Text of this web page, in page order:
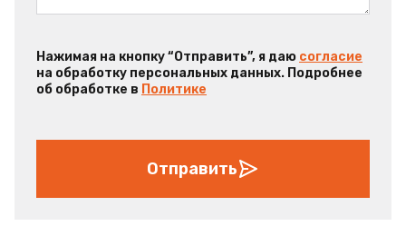
Нажимая на кнопку “Отправить”, я даю согласие
на обработку персональных данных. Подробнее
об обработке в Политике
Отправить